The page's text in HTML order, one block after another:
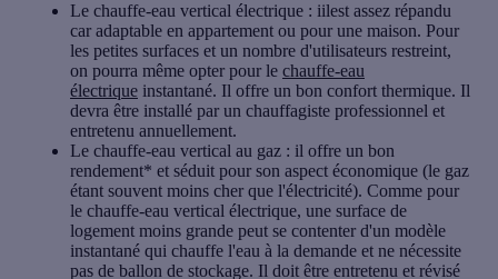
Le chauffe-eau vertical électrique : iilest assez répandu
car adaptable en appartement ou pour une maison. Pour
les petites surfaces et un nombre d'utilisateurs restreint,
on pourra même opter pour le chauffe-eau
électrique instantané. Il offre un bon confort thermique. Il
devra être installé par un chauffagiste professionnel et
entretenu annuellement.
Le chauffe-eau vertical au gaz : il offre un bon
rendement* et séduit pour son aspect économique (le gaz
étant souvent moins cher que l'électricité). Comme pour
le chauffe-eau vertical électrique, une surface de
logement moins grande peut se contenter d'un modèle
instantané qui chauffe l'eau à la demande et ne nécessite
pas de ballon de stockage. Il doit être entretenu et révisé